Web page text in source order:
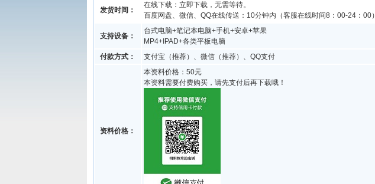
发货时间：
在线下载：立即下载，无需等待。
百度网盘、微信、QQ在线传送：10分钟内（客服在线时间8：00-24：00）
支持设备：
台式电脑+笔记本电脑+手机+安卓+苹果
MP4+IPAD+各类平板电脑
付款方式：
支付宝（推荐）、微信（推荐）、QQ支付
资料价格：
本资料价格：50元
本资料需要付费购买，请先支付后再下载哦！